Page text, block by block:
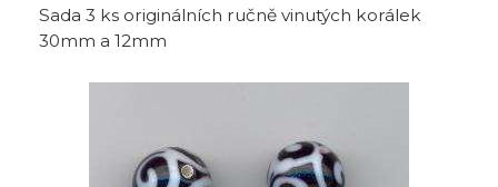
Sada 3 ks originálních ručně vinutých korálek
30mm a 12mm